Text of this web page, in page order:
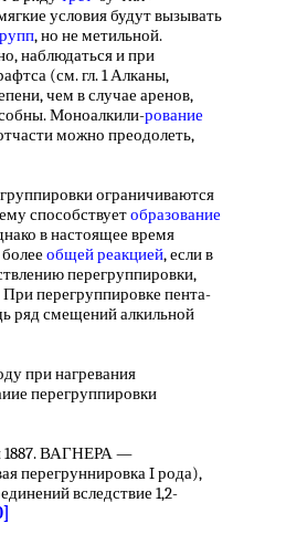
условия будут вызывать
, но не метильной.
наблюдаться и при
(см. гл. 1 Алканы,
чем в случае аренов,
Моноалкили-рование
можно преодолеть,
ограничиваются
способствуетобразование
в настоящее время
общей реакцией, если в
перегруппировки,
перегруппировке пента-
ряд смещений алкильной
при нагревания
перегруппировки
1887. ВАГНЕРА —
I рода),
вследствие 1,2-